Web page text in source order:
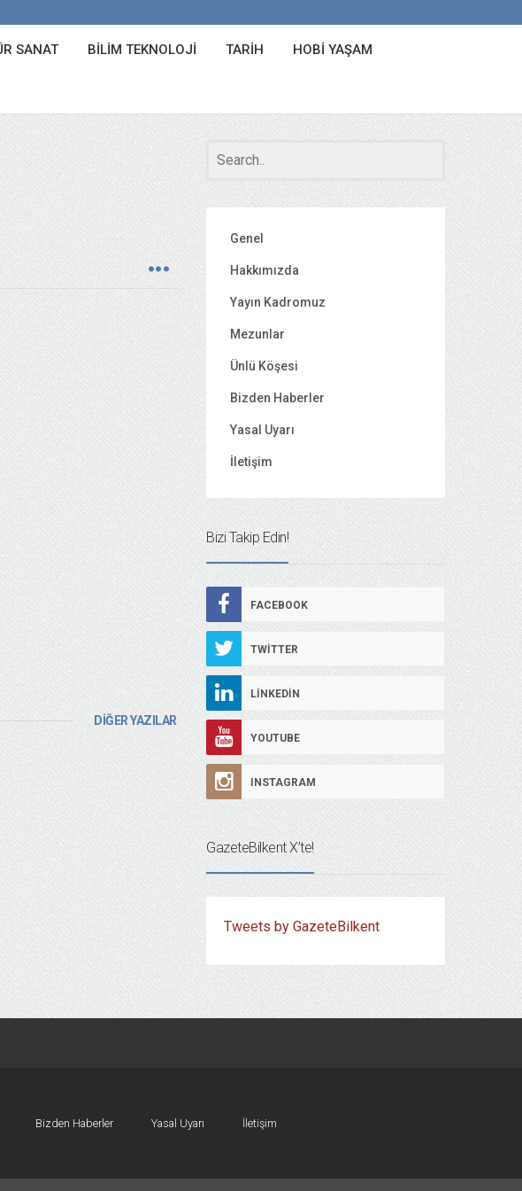
SANAT BILIM TEKNOLOJI TARIH HOBI YAŞAM
DİĞER YAZILAR
Genel
Hakkımızda
Yayın Kadromuz
Mezunlar
Ünlü Köşesi
Bizden Haberler
Yasal Uyarı
İletişim
Bizi Takip Edin!
FACEBOOK
TWITTER
LINKEDIN
YOUTUBE
INSTAGRAM
GazeteBilkent X’te!
Tweets by GazeteBilkent
Bizden Haberler Yasal Uyarı İletişim